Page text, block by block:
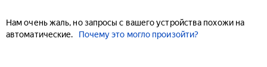
Нам очень жаль, но запросы с вашего устройства похожи на
автоматические.
Почему это могло произойти?